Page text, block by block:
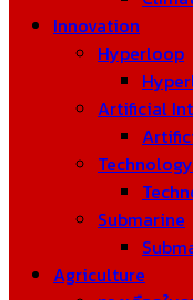
Innovation
Hyperloop
Artificial
Technology
Submarine
Agriculture